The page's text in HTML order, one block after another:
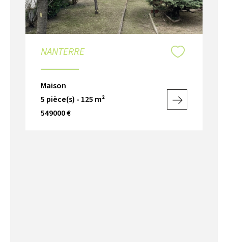
NANTERRE
Maison
5 pièce(s) - 125 m²
549000 €